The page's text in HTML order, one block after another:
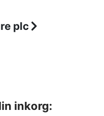
plc
inkorg: